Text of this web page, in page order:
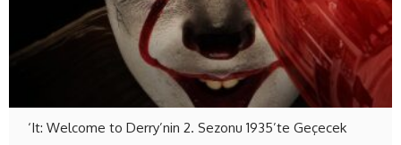
‘It: Welcome to Derry’nin 2. Sezonu 1935’te Geçecek